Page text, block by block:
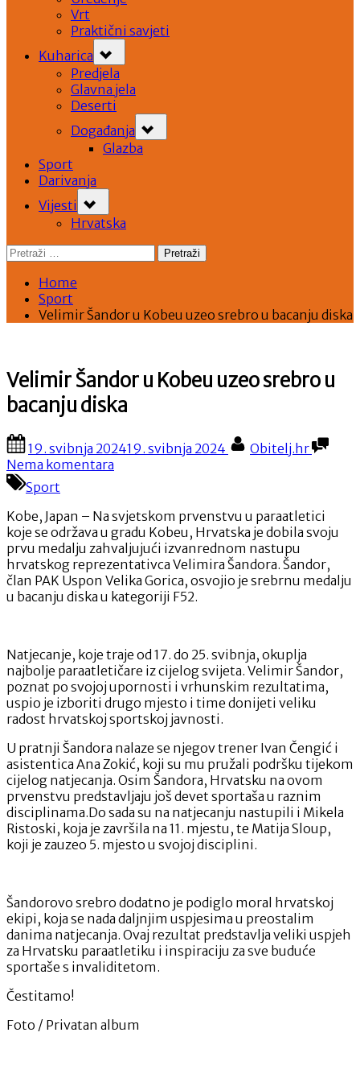
Vrt
Praktični savjeti
Kuharica
sub-
menu
Predjela
Glavna jela
Deserti
Događanja
sub-
menu
Glazba
Sport
Darivanja
Vijesti
sub-
menu
Hrvatska
Pretraži:
Home
Sport
Velimir Šandor u Kobeu uzeo srebro u bacanju diska
Velimir Šandor u Kobeu uzeo srebro u
bacanju diska
Posted
on
19. svibnja 202419. svibnja 2024 By
Obitelj.hr
Nema komentara
u
Kobeu
uzeo
srebro
u
bacanju
diska
Sport
Kobe, Japan – Na svjetskom prvenstvu u paraatletici
koje se održava u gradu Kobeu, Hrvatska je dobila svoju
prvu medalju zahvaljujući izvanrednom nastupu
hrvatskog reprezentativca Velimira Šandora. Šandor,
član PAK Uspon Velika Gorica, osvojio je srebrnu medalju
u bacanju diska u kategoriji F52.
Natjecanje, koje traje od 17. do 25. svibnja, okuplja
najbolje paraatletičare iz cijelog svijeta. Velimir Šandor,
poznat po svojoj upornosti i vrhunskim rezultatima,
uspio je izboriti drugo mjesto i time donijeti veliku
radost hrvatskoj sportskoj javnosti.
U pratnji Šandora nalaze se njegov trener Ivan Čengić i
asistentica Ana Zokić, koji su mu pružali podršku tijekom
cijelog natjecanja. Osim Šandora, Hrvatsku na ovom
prvenstvu predstavljaju još devet sportaša u raznim
disciplinama.Do sada su na natjecanju nastupili i Mikela
Ristoski, koja je završila na 11. mjestu, te Matija Sloup,
koji je zauzeo 5. mjesto u svojoj disciplini.
Šandorovo srebro dodatno je podiglo moral hrvatskoj
ekipi, koja se nada daljnjim uspjesima u preostalim
danima natjecanja. Ovaj rezultat predstavlja veliki uspjeh
za Hrvatsku paraatletiku i inspiraciju za sve buduće
sportaše s invaliditetom.
Čestitamo!
Foto / Privatan album